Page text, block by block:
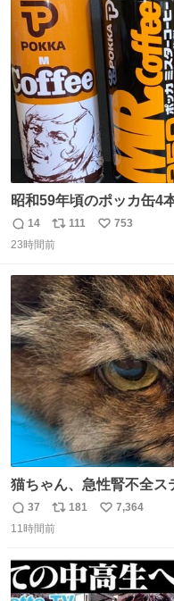
ト
数
数
昭和59年頃のポッカ缶4
マーク。昭和レトロ！
返
信
14
リ
ポ
ト
数
111
い
数
753
23時間前
猫ちゃん、急性腎不全ス
になりました😭点滴も
と2、3日持たないって
道泣きながら歩いてたら
た🫠
返
信
37
リ
ポ
ト
数
181
い
数
7,364
11時間前